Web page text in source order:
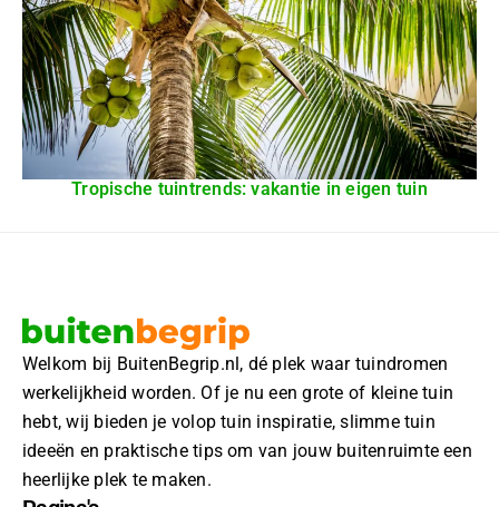
Tropische tuintrends: vakantie in eigen tuin
Welkom bij BuitenBegrip.nl, dé plek waar tuindromen
werkelijkheid worden. Of je nu een grote of kleine tuin
hebt, wij bieden je volop tuin inspiratie, slimme tuin
ideeën en praktische tips om van jouw buitenruimte een
heerlijke plek te maken.